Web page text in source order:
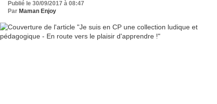
Publié le 30/09/2017 à 08:47
Par Maman Enjoy